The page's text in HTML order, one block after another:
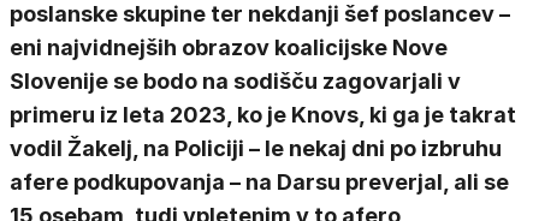
poslanske skupine ter nekdanji šef poslancev –
eni najvidnejših obrazov koalicijske Nove
Slovenije se bodo na sodišču zagovarjali v
primeru iz leta 2023, ko je Knovs, ki ga je takrat
vodil Žakelj, na Policiji – le nekaj dni po izbruhu
afere podkupovanja – na Darsu preverjal, ali se
15 osebam, tudi vpletenim v to afero,